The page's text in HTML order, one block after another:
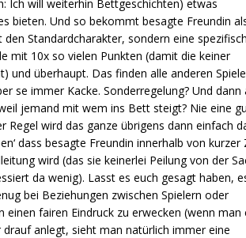
Ich will weiterhin Bettgeschichten) etwas
bieten. Und so bekommt besagte Freundin
den Standardcharakter, sondern eine
mit 10x so vielen Punkten (damit die keiner
und überhaupt. Das finden alle anderen
se immer Kacke. Sonderregelung? Und dann
jemand mit wem ins Bett steigt? Nie eine
Regel wird das ganze übrigens dann einfach
dass besagte Freundin innerhalb von kurzer
wird (das sie keinerlei Peilung von der
da wenig). Lasst es euch gesagt haben,
bei Beziehungen zwischen Spielern oder
einen fairen Eindruck zu erwecken (wenn man
drauf anlegt, sieht man natürlich immer eine